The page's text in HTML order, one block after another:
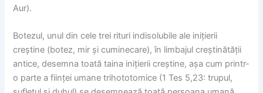
Aur).
Botezul, unul din cele trei rituri indisolubile ale inițierii
creștine (botez, mir și cuminecare), în limbajul creștinătății
antice, desemna toată taina inițierii creștine, așa cum printr-
o parte a ființei umane trihototomice (1 Tes 5,23: trupul,